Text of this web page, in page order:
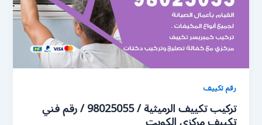
رقم تكييف
تركيب تكييف الرميثية / 98025055 / رقم فني